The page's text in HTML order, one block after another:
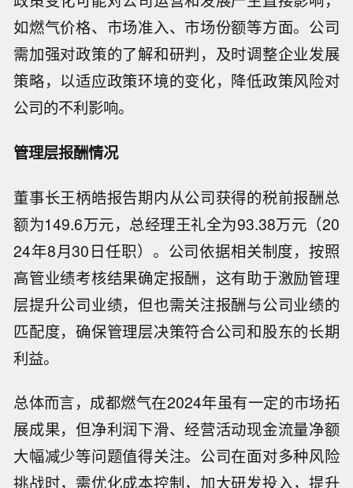
如燃气价格、市场准入、市场份额等方面。公司
需加强对政策的了解和研判，及时调整企业发展
策略，以适应政策环境的变化，降低政策风险对
公司的不利影响。
管理层报酬情况
董事长王柄皓报告期内从公司获得的税前报酬总
额为149.6万元，总经理王礼全为93.38万元（20
24年8月30日任职）。公司依据相关制度，按照
高管业绩考核结果确定报酬，这有助于激励管理
层提升公司业绩，但也需关注报酬与公司业绩的
匹配度，确保管理层决策符合公司和股东的长期
利益。
总体而言，成都燃气在2024年虽有一定的市场拓
展成果，但净利润下滑、经营活动现金流量净额
大幅减少等问题值得关注。公司在面对多种风险
挑战时，需优化成本控制，加大研发投入，提升